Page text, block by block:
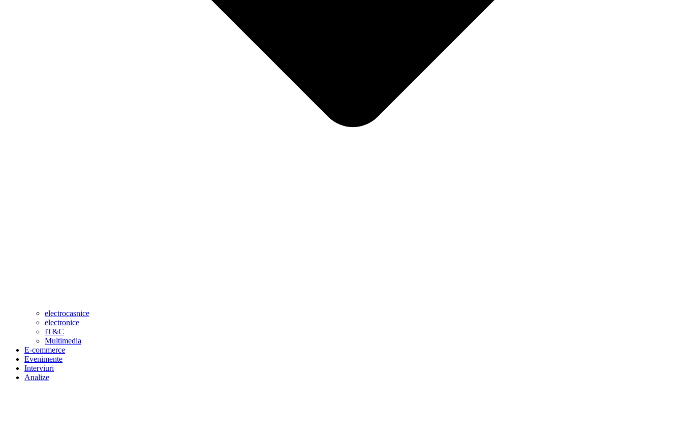
electrocasnice
electronice
IT&C
Multimedia
E-commerce
Evenimente
Interviuri
Analize